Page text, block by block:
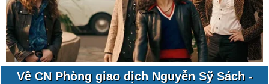
Về CN Phòng giao dịch Nguyễn Sỹ Sách -